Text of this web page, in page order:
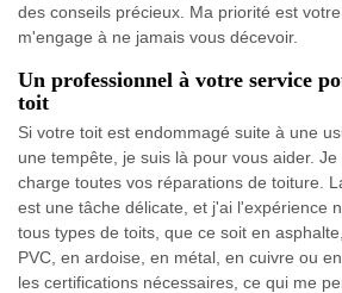
des conseils précieux. Ma priorité est
m'engage à ne jamais vous décevoir.
Un professionnel à votre service
toit
Si votre toit est endommagé suite à une
une tempête, je suis là pour vous aider.
charge toutes vos réparations de toiture.
est une tâche délicate, et j'ai l'expérience
tous types de toits, que ce soit en
PVC, en ardoise, en métal, en cuivre ou
les certifications nécessaires, ce qui me